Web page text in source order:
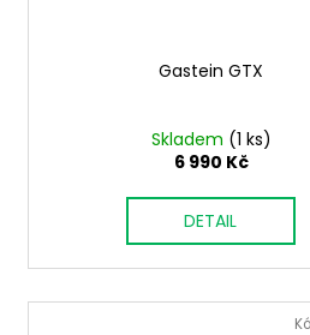
Gastein GTX
Skladem (1 ks)
6 990 Kč
DETAIL